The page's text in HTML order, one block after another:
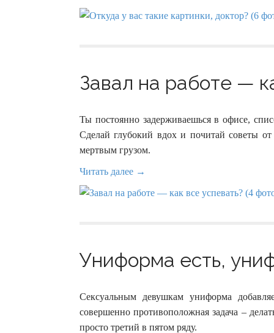
Завал на работе —
Ты постоянно задерживаешься в офисе,
Сделай глубокий вдох и почитай советы
мертвым грузом.
Читать далее →
Униформа есть,
Сексуальным девушкам униформа
совершенно противоположная задача –
просто третий в пятом ряду.